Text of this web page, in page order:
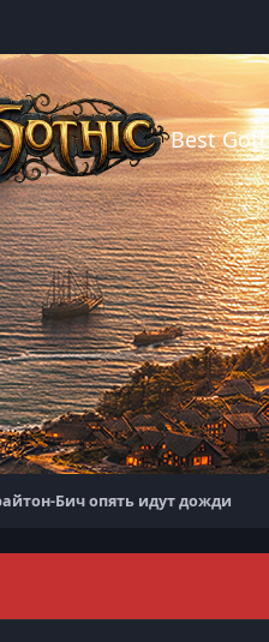
Best
Бич опять идут дожди